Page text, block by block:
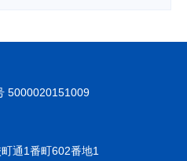
5000020151009
通1番町602番地1